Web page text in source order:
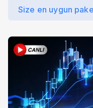
Size en uygun